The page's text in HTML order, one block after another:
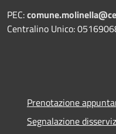
PEC:
Centralino Unico:
Prenotazione
Segnalazione